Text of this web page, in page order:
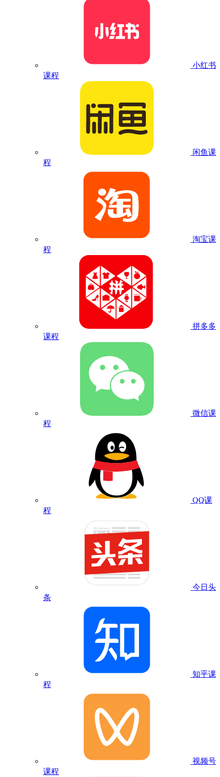
小红书
课程
闲鱼课
程
淘宝课
程
拼多多
课程
微信课
程
QQ课
程
今日头
条
知乎课
程
视频号
课程